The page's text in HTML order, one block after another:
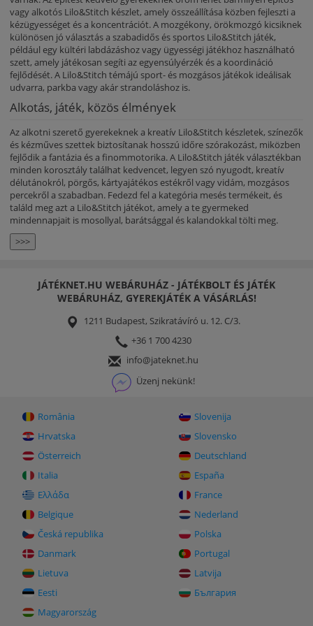
vagy alkotós Lilo&Stitch készlet, amely összeállítása közben fejleszti a
kézügyességet és a koncentrációt. A mozgékony, örökmozgó kicsiknek
különösen jó választás a szabadidős és sportos Lilo&Stitch játék,
például egy kültéri labdázáshoz vagy ügyességi játékhoz használható
szett, amely játékosan segíti az egyensúlyérzék és a koordináció
fejlődését. A Lilo&Stitch témájú sport- és mozgásos játékok ideálisak
udvarra, parkba vagy akár strandoláshoz is.
Alkotás, játék, közös élmények
Az alkotni szerető gyerekeknek a kreatív Lilo&Stitch készletek, színezők
és kézműves szettek biztosítanak hosszú időre szórakozást, miközben
fejlődik a fantázia és a finommotorika. A Lilo&Stitch játék választékban
minden korosztály találhat kedvencet, legyen szó nyugodt, kreatív
délutánokról, pörgős, kártyajátékos estékről vagy vidám, mozgásos
percekről a szabadban. Fedezd fel a kategória mesés termékeit, és
találd meg azt a Lilo&Stitch játékot, amely a te gyermeked
mindennapjait is mosollyal, barátsággal és kalandokkal tölti meg.
>>>
JÁTÉKNET.HU WEBÁRUHÁZ - JÁTÉKBOLT ÉS JÁTÉK
WEBÁRUHÁZ, GYEREKJÁTÉK A VÁSÁRLÁS!
1211 Budapest, Szikratávíró u. 12. C/3.
+36 1 700 4230
info@jateknet.hu
Üzenj nekünk!
România
Slovenija
Hrvatska
Slovensko
Österreich
Deutschland
Italia
España
Ελλάδα
France
Belgique
Nederland
Česká republika
Polska
Danmark
Portugal
Lietuva
Latvija
Eesti
България
Magyarország